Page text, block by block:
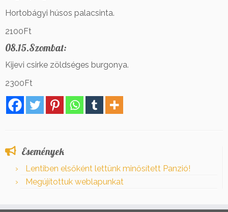
Hortobágyi húsos palacsinta.
2100Ft
08.15.Szombat:
Kijevi csirke zöldséges burgonya.
2300Ft
Események
Lentiben elsőként lettünk minősített Panzió!
Megújítottuk weblapunkat